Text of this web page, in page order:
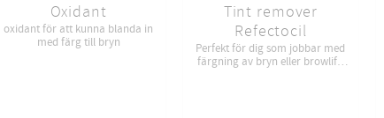
Oxidant
oxidant för att kunna blanda in
med färg till bryn
Tint remover
Refectocil
Perfekt för dig som jobbar med
färgning av bryn eller browlift,